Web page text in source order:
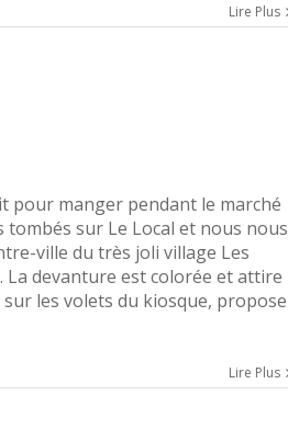
Lire Plus
pour manger pendant le marché
sur Le Local et nous nous
ville du très joli village Les
devanture est colorée et attire
les volets du kiosque, propose
Lire Plus